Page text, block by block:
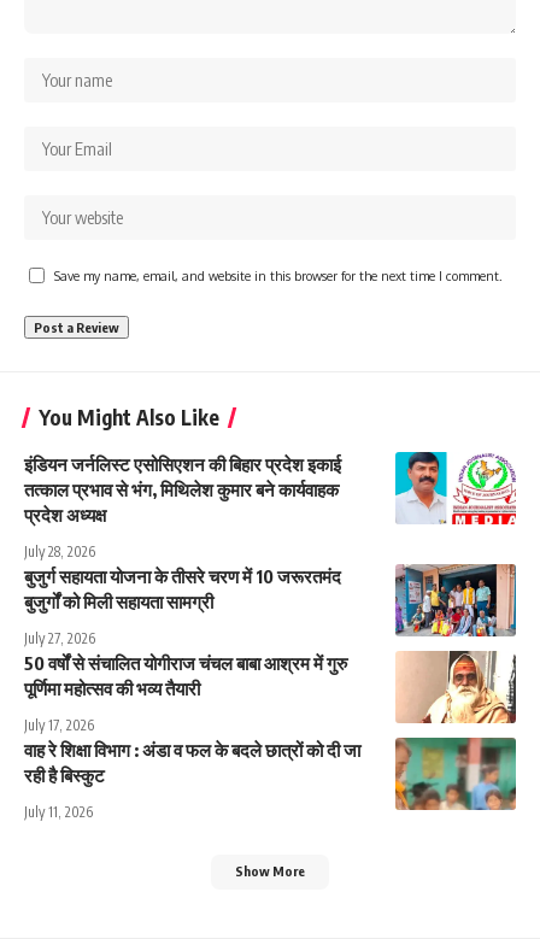
Save my name, email, and website in this browser for the next time I comment.
You Might Also Like
इंडियन जर्नलिस्ट एसोसिएशन की बिहार प्रदेश इकाई
तत्काल प्रभाव से भंग, मिथिलेश कुमार बने कार्यवाहक
प्रदेश अध्यक्ष
July 28, 2026
बुजुर्ग सहायता योजना के तीसरे चरण में 10 जरूरतमंद
बुजुर्गों को मिली सहायता सामग्री
July 27, 2026
50 वर्षों से संचालित योगीराज चंचल बाबा आश्रम में गुरु
पूर्णिमा महोत्सव की भव्य तैयारी
July 17, 2026
वाह रे शिक्षा विभाग : अंडा व फल के बदले छात्रों को दी जा
रही है बिस्कुट
July 11, 2026
Show More